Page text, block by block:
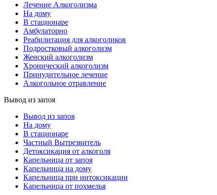
Лечение Алкоголизма
На дому
В стационаре
Амбулаторно
Реабилитация для алкоголиков
Подростковый алкоголизм
Женский алкоголизм
Хронический алкоголизм
Принудительное лечение
Алкогольное отравление
Вывод из запоя
Вывод из запоя
На дому
В стационаре
Частный Вытрезвитель
Детоксикация от алкоголя
Капельница от запоя
Капельница на дому
Капельница при интоксикации
Капельница от похмелья